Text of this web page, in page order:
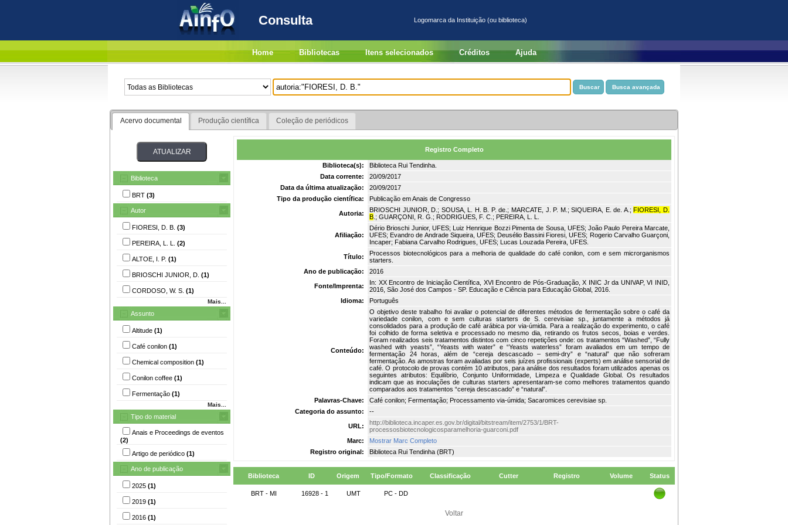
Consulta Logomarca da Instituição (ou biblioteca)
Home Bibliotecas Itens selecionados Créditos Ajuda
Acervo documental Produção científica Coleção de periódicos
Biblioteca
BRT (3)
Autor
FIORESI, D. B. (3)
PEREIRA, L. L. (2)
ALTOE, I. P. (1)
BRIOSCHI JUNIOR, D. (1)
CORDOSO, W. S. (1)
Mais...
Assunto
Altitude (1)
Café conilon (1)
Chemical composition (1)
Conilon coffee (1)
Fermentação (1)
Mais...
Tipo do material
Anais e Proceedings de eventos
(2)
Artigo de periódico (1)
Ano de publicação
2025 (1)
2019 (1)
2016 (1)
Registro Completo
Biblioteca(s):
Biblioteca Rui Tendinha.
Data corrente:
20/09/2017
Data da última atualização:
20/09/2017
Tipo da produção científica:
Publicação em Anais de Congresso
Autoria: BRIOSCHI JUNIOR, D.; SOUSA, L. H. B. P. de.; MARCATE, J. P. M.; SIQUEIRA, E. de. A.;FIORESI, D.
B .; GUARÇONI, R. G.; RODRIGUES, F. C.; PEREIRA, L. L.
Afiliação:
Dério Brioschi Junior, UFES; Luiz Henrique Bozzi Pimenta de Sousa, UFES; João Paulo Pereira Marcate,
UFES; Evandro de Andrade Siqueira, UFES; Deusélio Bassini Fioresi, UFES; Rogerio Carvalho Guarçoni,
Incaper; Fabiana Carvalho Rodrigues, UFES; Lucas Louzada Pereira, UFES.
Título:
Processos biotecnológicos para a melhoria de qualidade do café conilon, com e sem microrganismos
starters.
Ano de publicação:
2016
Fonte/Imprenta:
In: XX Encontro de Iniciação Científica, XVI Encontro de Pós-Graduação, X INIC Jr da UNIVAP, VI INID,
2016, São José dos Campos - SP. Educação e Ciência para Educação Global, 2016.
Idioma:
Português
Conteúdo:
O objetivo deste trabalho foi avaliar o potencial de diferentes métodos de fermentação sobre o café da
variedade conilon, com e sem culturas starters de S. cerevisiae sp., juntamente a métodos já
consolidados para a produção de café arábica por via-úmida. Para a realização do experimento, o café
foi colhido de forma seletiva e processado no mesmo dia, retirando os frutos secos, boias e verdes.
Foram realizados seis tratamentos distintos com cinco repetições onde: os tratamentos “Washed”, “Fully
washed with yeasts”, “Yeasts with water” e “Yeasts waterless” foram avaliados em um tempo de
fermentação 24 horas, além de “cereja descascado – semi-dry” e “natural” que não sofreram
fermentação. As amostras foram avaliadas por seis juízes profissionais (experts) em análise sensorial de
café. O protocolo de provas contém 10 atributos, para análise dos resultados foram utilizados apenas os
seguintes atributos: Equilíbrio, Conjunto Uniformidade, Limpeza e Qualidade Global. Os resultados
indicam que as inoculações de culturas starters apresentaram-se como melhores tratamentos quando
comparados aos tratamentos “cereja descascado” e “natural”.
Palavras-Chave:
Café conilon; Fermentação; Processamento via-úmida; Sacaromices cerevisiae sp.
Categoria do assunto:
--
URL:
http://biblioteca.incaper.es.gov.br/digital/bitstream/item/2753/1/BRT-
processosbiotecnologicosparamelhoria-guarconi.pdf
Marc:
Mostrar Marc Completo
Registro original:
Biblioteca Rui Tendinha (BRT)
Biblioteca ID Origem Tipo/Formato Classificação Cutter Registro Volume Status
BRT - MI 16928 - 1 UMT PC - DD
Voltar